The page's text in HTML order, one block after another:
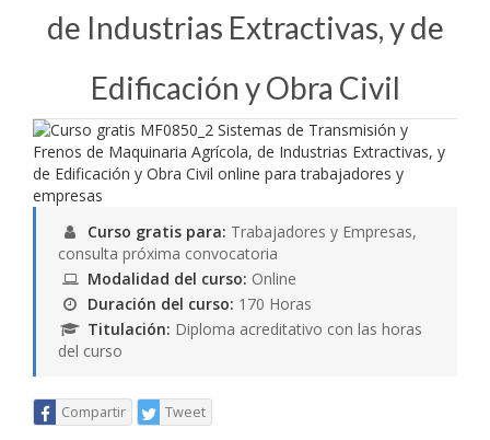
de Industrias Extractivas, y de
Edificación y Obra Civil
Curso gratis para: Trabajadores y Empresas,
consulta próxima convocatoria
Modalidad del curso: Online
Duración del curso: 170 Horas
Titulación: Diploma acreditativo con las horas
del curso
Compartir Tweet